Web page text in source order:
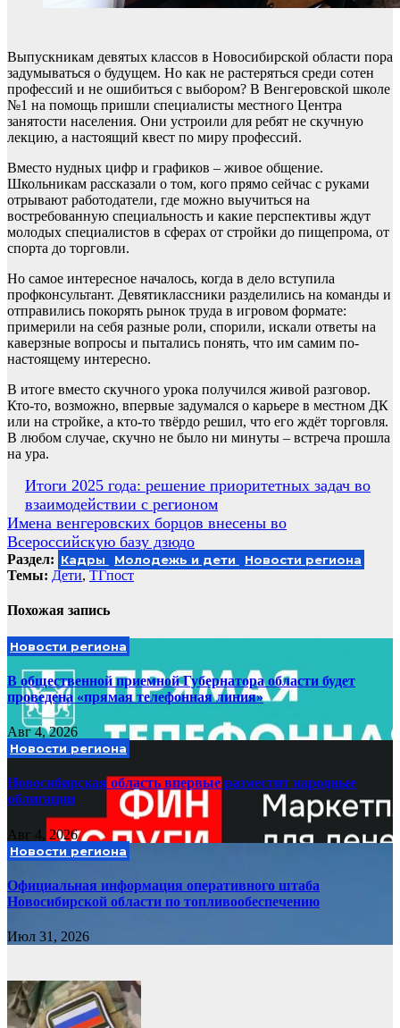
Выпускникам девятых классов в Новосибирской области пора
задумываться о будущем. Но как не растеряться среди сотен
профессий и не ошибиться с выбором? В Венгеровской школе
№1 на помощь пришли специалисты местного Центра
занятости населения. Они устроили для ребят не скучную
лекцию, а настоящий квест по миру профессий.
Вместо нудных цифр и графиков – живое общение.
Школьникам рассказали о том, кого прямо сейчас с руками
отрывают работодатели, где можно выучиться на
востребованную специальность и какие перспективы ждут
молодых специалистов в сферах от стройки до пищепрома, от
спорта до торговли.
Но самое интересное началось, когда в дело вступила
профконсультант. Девятиклассники разделились на команды и
отправились покорять рынок труда в игровом формате:
примерили на себя разные роли, спорили, искали ответы на
каверзные вопросы и пытались понять, что им самим по-
настоящему интересно.
В итоге вместо скучного урока получился живой разговор.
Кто-то, возможно, впервые задумался о карьере в местном ДК
или на стройке, а кто-то твёрдо решил, что его ждёт торговля.
В любом случае, скучно не было ни минуты – встреча прошла
на ура.
Навигация
по
записям
Итоги 2025 года: решение приоритетных задач во
взаимодействии с регионом
Имена венгеровских борцов внесены во
Всероссийскую базу дзюдо
Раздел: Кадры Молодежь и дети Новости региона
Темы: Дети, ТГпост
Похожая запись
Новости региона
В общественной приемной Губернатора области будет
проведена «прямая телефонная линия»
Авг 4, 2026
Новости региона
Новосибирская область впервые разместит народные
облигации
Авг 4, 2026
Новости региона
Официальная информация оперативного штаба
Новосибирской области по топливообеспечению
Июл 31, 2026